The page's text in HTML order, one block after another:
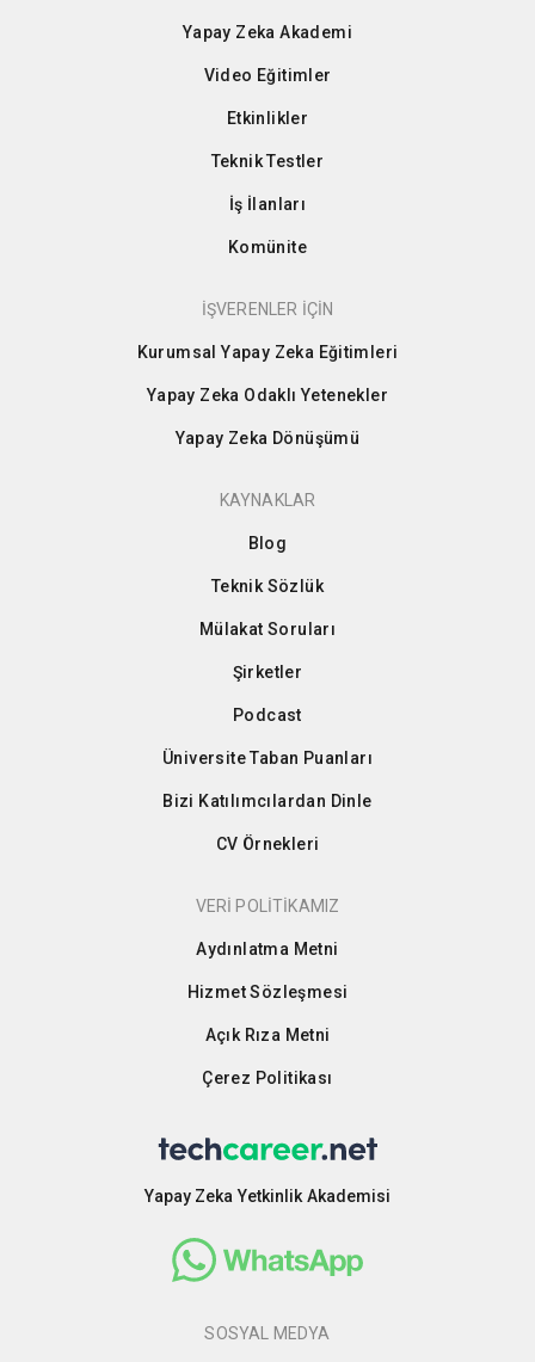
Yapay Zeka Akademi
Video Eğitimler
Etkinlikler
Teknik Testler
İş İlanları
Komünite
İŞVERENLER İÇİN
Kurumsal Yapay Zeka Eğitimleri
Yapay Zeka Odaklı Yetenekler
Yapay Zeka Dönüşümü
KAYNAKLAR
Blog
Teknik Sözlük
Mülakat Soruları
Şirketler
Podcast
Üniversite Taban Puanları
Bizi Katılımcılardan Dinle
CV Örnekleri
VERİ POLİTİKAMIZ
Aydınlatma Metni
Hizmet Sözleşmesi
Açık Rıza Metni
Çerez Politikası
Yapay Zeka Yetkinlik Akademisi
SOSYAL MEDYA